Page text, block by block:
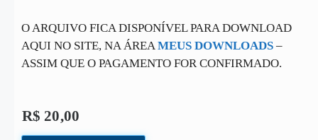
O ARQUIVO FICA DISPONÍVEL PARA DOWNLOAD
AQUI NO SITE, NA ÁREAMEUS DOWNLOADS –
ASSIM QUE O PAGAMENTO FOR CONFIRMADO.
R$ 20,00